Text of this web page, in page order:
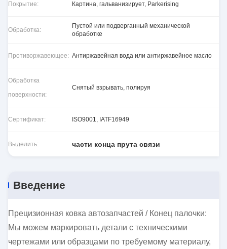
Покрытие: Картина, гальванизирует, Parkerising
Обработка:
Пустой или подверганный механической
обработке
Противоржавеющее: Антиржавейная вода или антиржавейное масло
Обработка
поверхности:
Снятый взрывать, полируя
Сертификат: ISO9001, IATF16949
Выделить: части конца прута связи
Введение
Прецизионная ковка автозапчастей / Конец палочки:
Мы можем маркировать детали с техническими
чертежами или образцами по требуемому материалу,